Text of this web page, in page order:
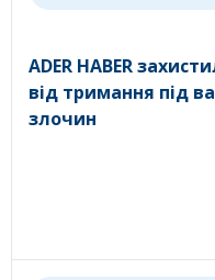
ADER HABER
від тримання під
злочин